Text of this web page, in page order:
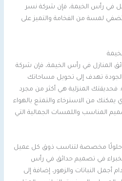
في رأس الخيمة، فإن شركة نسر
لمسة من الفخامة والتميز على
المنازل في رأس الخيمة، فإن شركة
تهدف إلى تحويل مساحاتك
فحديقتك المنزلية هي أكثر من مجرد
يمكنك من الاسترخاء والتمتع بالهواء
المناسب واللمسات الجمالية التي
حلولًا مخصصة لتناسب ذوق كل عميل
في تصميم حدائق في رأس
أجمل النباتات والزهور، إضافة إلى